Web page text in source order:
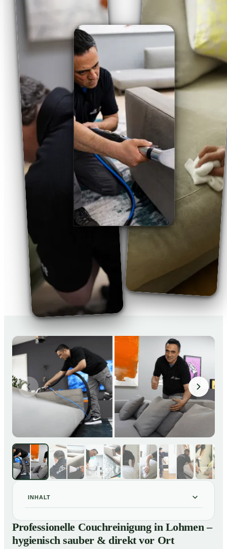
INHALT
01 Professionelle Couchreinigung in Lohmen – hygienisch
sauber & direkt vor Ort
Professionelle Couchreinigung in Lohmen –
hygienisch sauber & direkt vor Ort